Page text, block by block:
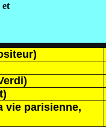
vie parisienne,